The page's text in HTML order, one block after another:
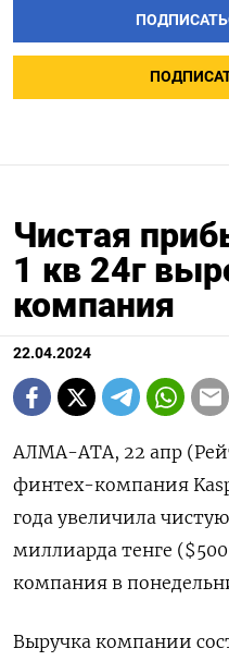
Чистая
1 кв 24г
компания
22.04.2024
АЛМА-АТА, 22 апр
финтех-компания
года увеличила
миллиарда тенге
компания в
Выручка компании